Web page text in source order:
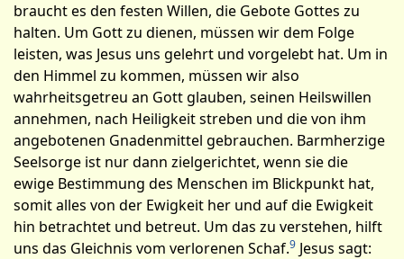
braucht es den festen Willen, die Gebote Gottes zu
halten. Um Gott zu dienen, müssen wir dem Folge
leisten, was Jesus uns gelehrt und vorgelebt hat. Um in
den Himmel zu kommen, müssen wir also
wahrheitsgetreu an Gott glauben, seinen Heilswillen
annehmen, nach Heiligkeit streben und die von ihm
angebotenen Gnadenmittel gebrauchen. Barm­herzige
Seelsorge ist nur dann zielgerichtet, wenn sie die
ewige Bestimmung des Menschen im Blickpunkt hat,
somit alles von der Ewigkeit her und auf die Ewigkeit
hin betrachtet und betreut. Um das zu verstehen, hilft
uns das Gleich­nis vom verlorenen Schaf.9 Jesus sagt: